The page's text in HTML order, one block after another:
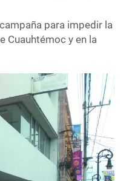
para impedir la
Cuauhtémoc y en la